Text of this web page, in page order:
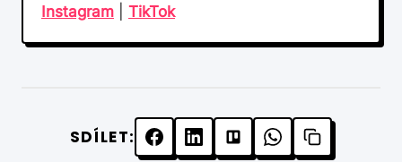
Instagram
TikTok
SDÍLET: